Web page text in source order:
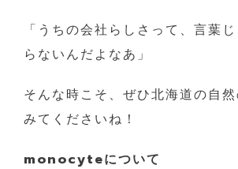
「うちの会社らしさって、言葉
らないんだよなあ」
そんな時こそ、ぜひ北海道の自
みてくださいね！
monocyteについて